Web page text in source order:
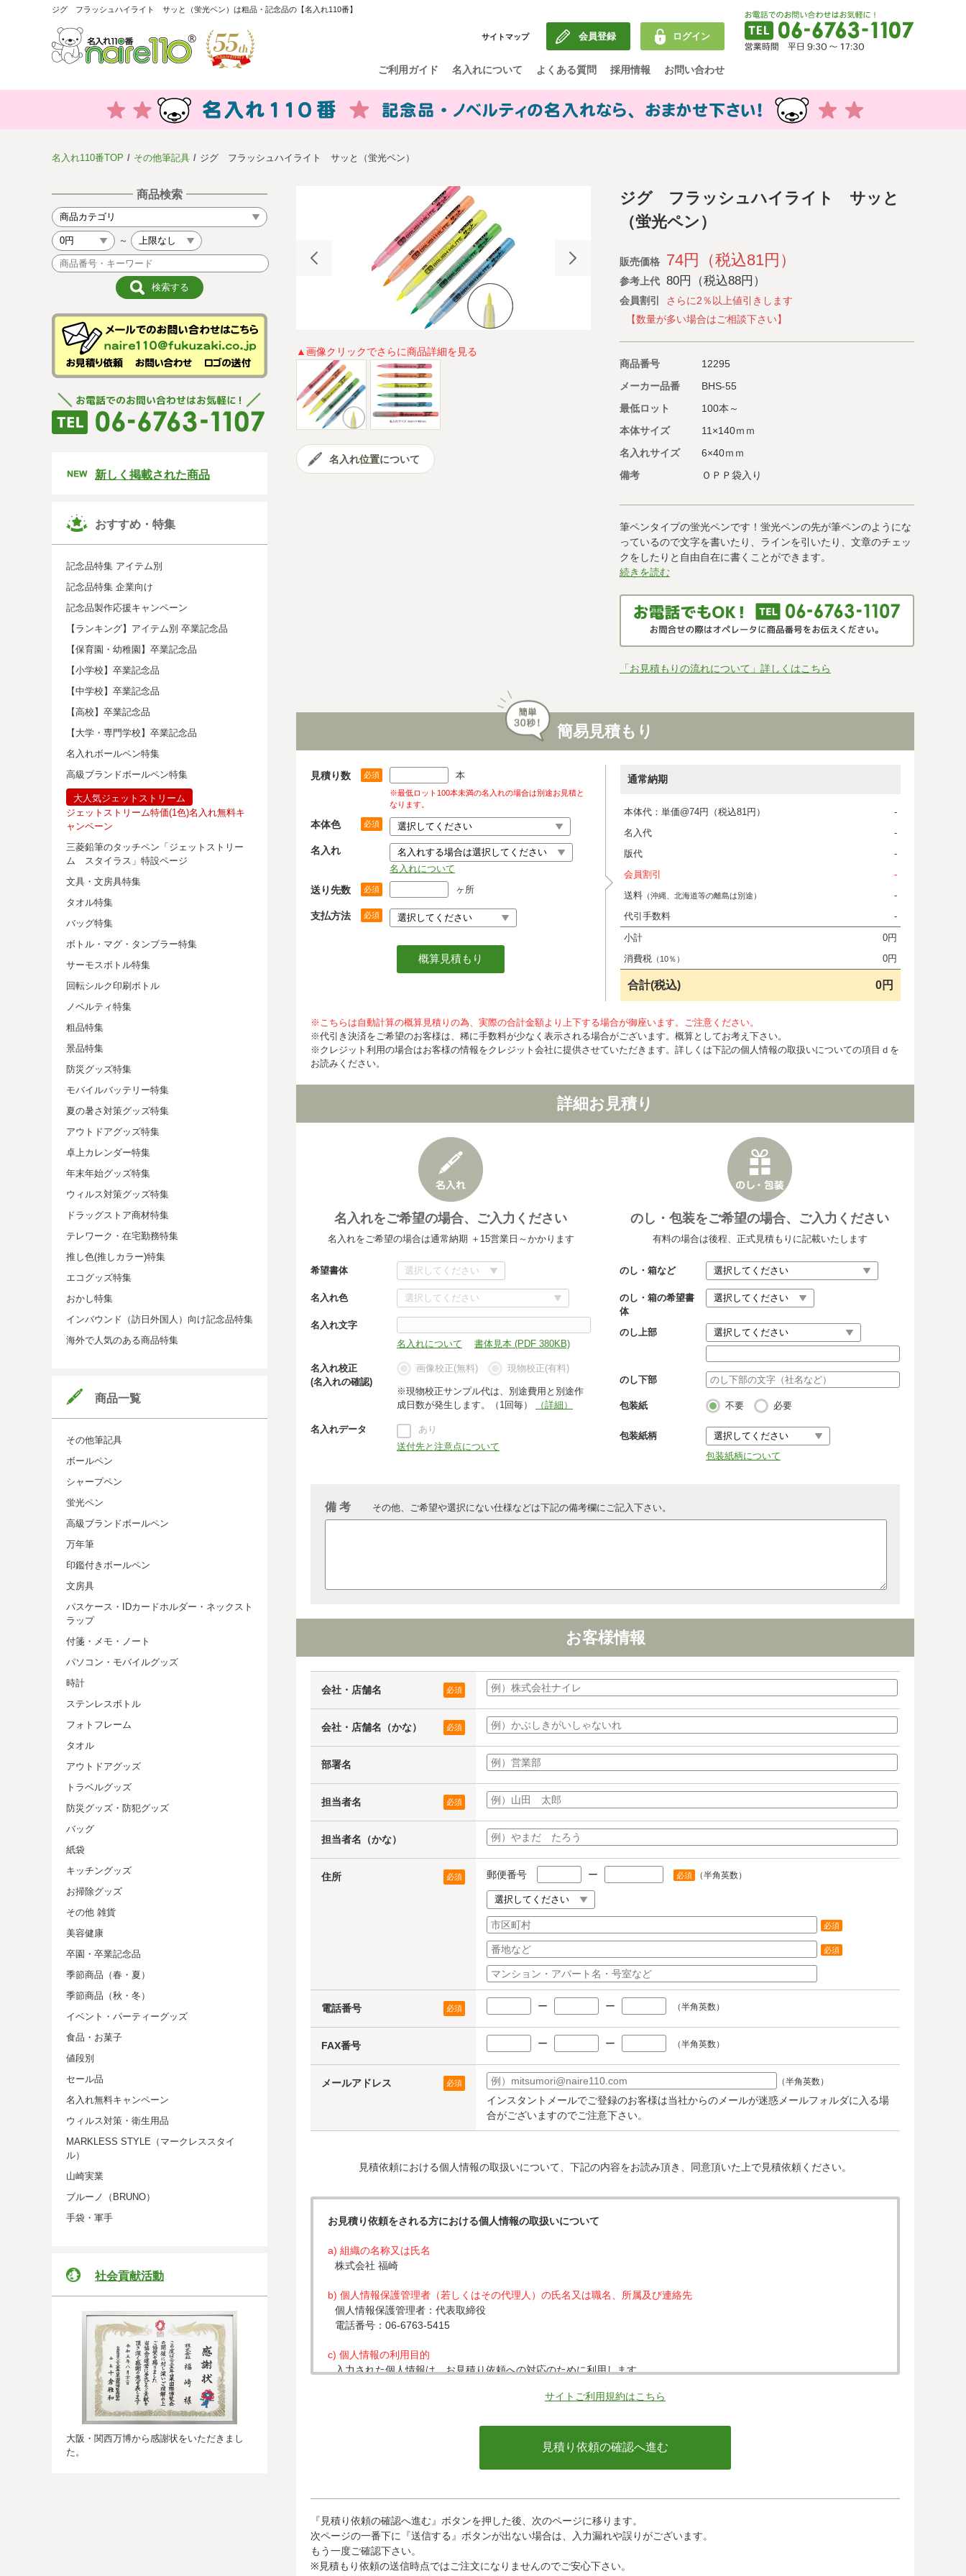
ジグ フラッシュハイライト サッと（蛍光ペン）は粗品・記念品の【名入れ110番】
サイトマップ 会員登録 ログイン
ご利用ガイド 名入れについて よくある質問 採用情報 お問い合わせ
名入れ110番TOP その他筆記具 ジグ フラッシュハイライト サッと（蛍光ペン）
商品検索
～
新しく掲載された商品
おすすめ・特集
記念品特集 アイテム別
記念品特集 企業向け
記念品製作応援キャンペーン
【ランキング】アイテム別 卒業記念品
【保育園・幼稚園】卒業記念品
【小学校】卒業記念品
【中学校】卒業記念品
【高校】卒業記念品
【大学・専門学校】卒業記念品
名入れボールペン特集
高級ブランドボールペン特集
大人気ジェットストリーム
ジェットストリーム特価(1色)名入れ無料キ
ャンペーン
三菱鉛筆のタッチペン「ジェットストリー
ム スタイラス」特設ページ
文具・文房具特集
タオル特集
バッグ特集
ボトル・マグ・タンブラー特集
サーモスボトル特集
回転シルク印刷ボトル
ノベルティ特集
粗品特集
景品特集
防災グッズ特集
モバイルバッテリー特集
夏の暑さ対策グッズ特集
アウトドアグッズ特集
卓上カレンダー特集
年末年始グッズ特集
ウィルス対策グッズ特集
ドラッグストア商材特集
テレワーク・在宅勤務特集
推し色(推しカラー)特集
エコグッズ特集
おかし特集
インバウンド（訪日外国人）向け記念品特集
海外で人気のある商品特集
商品一覧
その他筆記具
ボールペン
シャープペン
蛍光ペン
高級ブランドボールペン
万年筆
印鑑付きボールペン
文房具
パスケース・IDカードホルダー・ネックスト
ラップ
付箋・メモ・ノート
パソコン・モバイルグッズ
時計
ステンレスボトル
フォトフレーム
タオル
アウトドアグッズ
トラベルグッズ
防災グッズ・防犯グッズ
バッグ
紙袋
キッチングッズ
お掃除グッズ
その他 雑貨
美容健康
卒園・卒業記念品
季節商品（春・夏）
季節商品（秋・冬）
イベント・パーティーグッズ
食品・お菓子
値段別
セール品
名入れ無料キャンペーン
ウィルス対策・衛生用品
MARKLESS STYLE（マークレススタイ
ル）
山崎実業
ブルーノ（BRUNO）
手袋・軍手
社会貢献活動
大阪・関西万博から感謝状をいただきまし
た。
▲画像クリックでさらに商品詳細を見る
名入れ位置について
ジグ フラッシュハイライト サッと
（蛍光ペン）
販売価格 74円（税込81円）
参考上代 80円（税込88円）
会員割引
さらに2％以上値引きします
【数量が多い場合はご相談下さい】
商品番号
12295
メーカー品番
BHS-55
最低ロット
100本～
本体サイズ
11×140ｍｍ
名入れサイズ
6×40ｍｍ
備考
ＯＰＰ袋入り
筆ペンタイプの蛍光ペンです！蛍光ペンの先が筆ペンのようにな
っているので文字を書いたり、ラインを引いたり、文章のチェッ
クをしたりと自由自在に書くことができます。
続きを読む
「お見積もりの流れについて」詳しくはこちら
簡易見積もり
見積り数 必須 本
※最低ロット100本未満の名入れの場合は別途お見積と
なります。
本体色 必須
名入れ
名入れについて
送り先数 必須 ヶ所
支払方法 必須
通常納期
本体代：単価@74円（税込81円）
-
名入代
-
版代
-
会員割引
-
送料 （沖縄、北海道等の離島は別途）
-
代引手数料
-
小計
0円
消費税 （10％） 0円
合計(税込) 0円
※こちらは自動計算の概算見積りの為、実際の合計金額より上下する場合が御座います。ご注意ください。
※代引き決済をご希望のお客様は、稀に手数料が少なく表示される場合がございます。概算としてお考え下さい。
※クレジット利用の場合はお客様の情報をクレジット会社に提供させていただきます。詳しくは下記の個人情報の取扱いについての項目ｄを
お読みください。
詳細お見積り
名入れをご希望の場合、ご入力ください
名入れをご希望の場合は通常納期 ＋15営業日～かかります
希望書体
名入れ色
名入れ文字
名入れについて
書体見本 (PDF 380KB)
名入れ校正
(名入れの確認)
画像校正(無料) 現物校正(有料)
※現物校正サンプル代は、別途費用と別途作
成日数が発生します。（1回毎）
（詳細）
名入れデータ
あり
送付先と注意点について
のし・包装をご希望の場合、ご入力ください
有料の場合は後程、正式見積もりに記載いたします
のし・箱など
のし・箱の希望書
体
のし上部
のし下部
包装紙 不要 必要
包装紙柄
包装紙柄について
備 考 その他、ご希望や選択にない仕様などは下記の備考欄にご記入下さい。
お客様情報
会社・店舗名 必須
会社・店舗名（かな） 必須
部署名
担当者名 必須
担当者名（かな）
住所 必須 郵便番号 ー 必須 （半角英数）
必須
必須
電話番号 必須 ー ー （半角英数）
FAX番号 ー ー （半角英数）
メールアドレス 必須 （半角英数）
インスタントメールでご登録のお客様は当社からのメールが迷惑メールフォルダに入る場
合がございますのでご注意下さい。
見積依頼における個人情報の取扱いについて、下記の内容をお読み頂き、同意頂いた上で見積依頼ください。
お見積り依頼をされる方における個人情報の取扱いについて
a) 組織の名称又は氏名
株式会社 福崎
b) 個人情報保護管理者（若しくはその代理人）の氏名又は職名、所属及び連絡先
個人情報保護管理者：代表取締役
電話番号：06-6763-5415
c) 個人情報の利用目的
入力された個人情報は、お見積り依頼への対応のために利用します。
・クレジットカード会社への情報提供
当社がお客様から収集した以下の個人情報等は、カード発行会社が行う不正利用検知・防止のために、お客様が利用され
ことができないため、以下の個人情報保護措置に関する情報を把握して、ご提供することはできません。
・提供先が所在する外国の名称
・当該国の個人情報保護に関する情報
・発行会社の個人情報保護の措置
サイトご利用規約はこちら
『見積り依頼の確認へ進む』ボタンを押した後、次のページに移ります。
次ページの一番下に『送信する』ボタンが出ない場合は、入力漏れや誤りがございます。
もう一度ご確認下さい。
※見積もり依頼の送信時点ではご注文になりませんのでご安心下さい。